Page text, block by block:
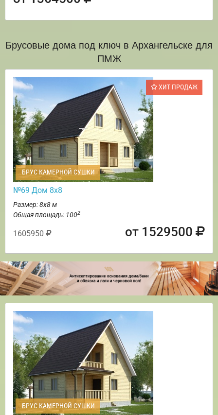
Брусовые дома под ключ в Архангельске для
ПМЖ
ХИТ ПРОДАЖ
БРУС КАМЕРНОЙ СУШКИ
№69 Дом 8х8
Размер: 8х8 м
Общая площадь: 1002
1605950 от 1529500
БРУС КАМЕРНОЙ СУШКИ